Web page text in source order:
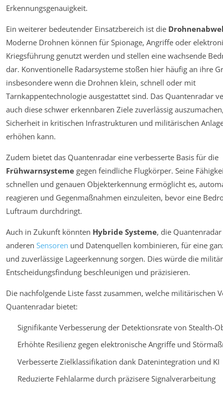
Erkennungsgenauigkeit.
Ein weiterer bedeutender Einsatzbereich ist die
Moderne Drohnen können für Spionage, Angriffe oder
Kriegsführung genutzt werden und stellen eine wachsende
dar. Konventionelle Radarsysteme stoßen hier häufig an ihre
insbesondere wenn die Drohnen klein, schnell oder mit
Tarnkappentechnologie ausgestattet sind. Das Quantenradar
auch diese schwer erkennbaren Ziele zuverlässig
Sicherheit in kritischen Infrastrukturen und militärischen
erhöhen kann.
Zudem bietet das Quantenradar eine verbesserte Basis für die
Frühwarnsysteme gegen feindliche Flugkörper. Seine
schnellen und genauen Objekterkennung ermöglicht es,
reagieren und Gegenmaßnahmen einzuleiten, bevor eine
Luftraum durchdringt.
Auch in Zukunft könnten Hybride Systeme, die
anderen Sensoren und Datenquellen kombinieren, für eine
und zuverlässige Lageerkennung sorgen. Dies würde die
Entscheidungsfindung beschleunigen und präzisieren.
Die nachfolgende Liste fasst zusammen, welche militärischen
Quantenradar bietet:
Signifikante Verbesserung der Detektionsrate von Stealth-
Erhöhte Resilienz gegen elektronische Angriffe und
Verbesserte Zielklassifikation dank Datenintegration und KI
Reduzierte Fehlalarme durch präzisere Signalverarbeitung